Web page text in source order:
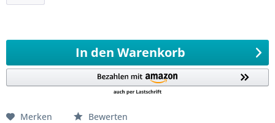
In den Warenkorb
Merken Bewerten